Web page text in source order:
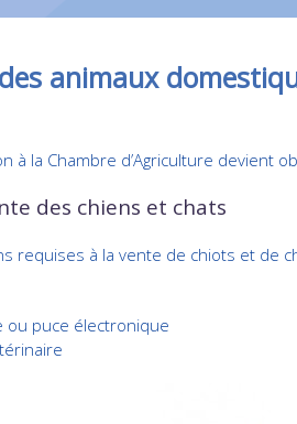
animaux
à la Chambre d’Agriculture devient
des chiens et chats
requises à la vente de chiots et de
ou puce électronique